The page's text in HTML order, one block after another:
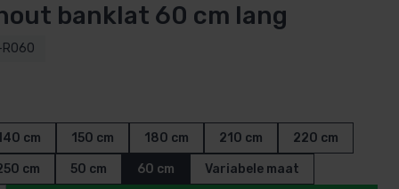
banklat 60 cm lang
cm 150 cm 180 cm 210 cm 220 cm
cm 50 cm 60 cm Variabele maat